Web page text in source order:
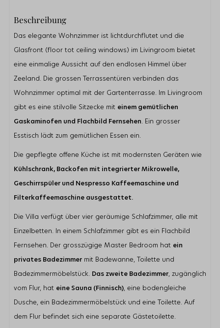
Dusche
Badewanne
Doppelwaschbecken
Gästetoilette
Abstellraum für Fahrräder
Garten
Küche
Nespresso Kaffeemachine
Filterkaffeemaschine
Kombi-Mikrowelle
Lage
Nicht direkt am Wasser
In der Dünenlandschaft
Schlafzimmer mit En-Suite Badezimmer: 1
Anzahl Schlafzimmer mit Fernseher: 1
Beschreibung
Das elegante Wohnzimmer ist lichtdurchflutet und die
Glasfront (floor tot ceiling windows) im Livingroom bietet
eine einmalige Aussicht auf den endlosen Himmel über
Zeeland. Die grossen Terrassentüren verbinden das
Wohnzimmer optimal mit der Gartenterrasse. Im Livingroom
gibt es eine stilvolle Sitzecke mit einem gemütlichen
Gaskaminofen und Flachbild Fernsehen. Ein grosser
Esstisch lädt zum gemütlichen Essen ein.
Die gepflegte offene Küche ist mit modernsten Geräten wie
Kühlschrank, Backofen mit integrierter Mikrowelle,
Geschirrspüler und Nespresso Kaffeemaschine und
Filterkaffeemaschine ausgestattet.
Die Villa verfügt über vier geräumige Schlafzimmer, alle mit
Einzelbetten. In einem Schlafzimmer gibt es ein Flachbild
Fernsehen. Der grosszügige Master Bedroom hat ein
privates Badezimmer mit Badewanne, Toilette und
Badezimmermöbelstück. Das zweite Badezimmer, zugänglich
vom Flur, hat eine Sauna (Finnisch), eine bodengleiche
Dusche, ein Badezimmermöbelstück und eine Toilette. Auf
dem Flur befindet sich eine separate Gästetoilette.